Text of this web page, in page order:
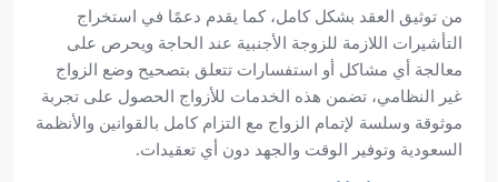
من توثيق العقد بشكل كامل، كما يقدم دعمًا في استخراج
التأشيرات اللازمة للزوجة الأجنبية عند الحاجة ويحرص على
معالجة أي مشاكل أو استفسارات تتعلق بتصحيح وضع الزواج
غير النظامي، تضمن هذه الخدمات للأزواج الحصول على تجربة
موثوقة وسلسة لإتمام الزواج مع التزام كامل بالقوانين والأنظمة
السعودية وتوفير الوقت والجهد دون أي تعقيدات.